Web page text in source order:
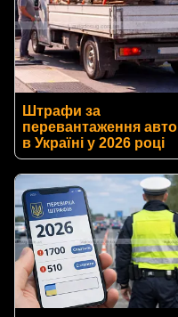
Штрафи за
перевантаження авто
в Україні у 2026 році